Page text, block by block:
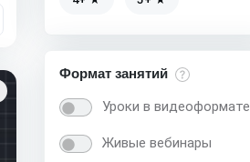
Формат занятий
Уроки в видеоформате
Живые вебинары